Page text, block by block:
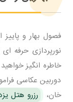
فصول بهار و
نورپردازی حرفه
خاطره انگیز
دوربین عکاسی
خان،
رزرو هتل